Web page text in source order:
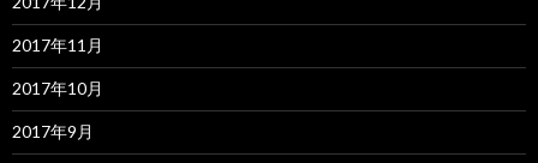
2017年11月
2017年10月
2017年9月